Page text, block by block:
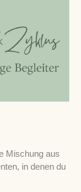
Mischung aus
in denen du